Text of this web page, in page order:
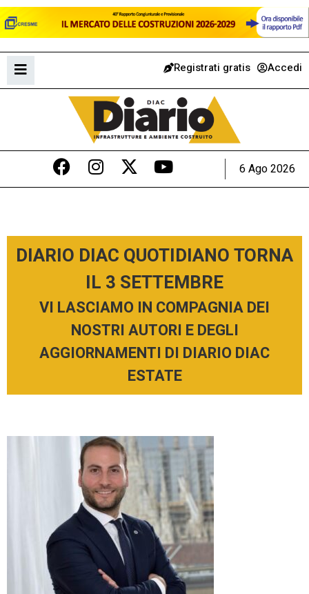
Registrati gratis Accedi
6 Ago 2026
DIARIO DIAC QUOTIDIANO TORNA
IL 3 SETTEMBRE
VI LASCIAMO IN COMPAGNIA DEI
NOSTRI AUTORI E DEGLI
AGGIORNAMENTI DI DIARIO DIAC
ESTATE